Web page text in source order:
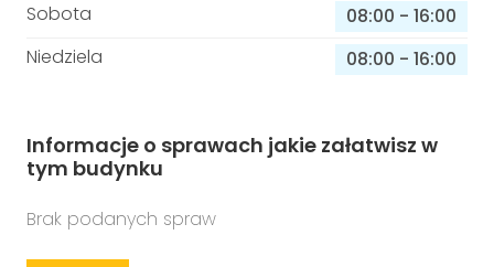
Sobota
08:00 - 16:00
Niedziela
08:00 - 16:00
Informacje o sprawach jakie załatwisz w
tym budynku
Brak podanych spraw